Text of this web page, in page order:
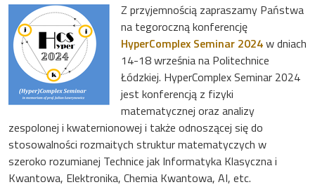
Z przyjemnością zapraszamy Państwa
na tegoroczną konferencję
HyperComplex Seminar 2024w dniach
14-18 września na Politechnice
Łódzkiej. HyperComplex Seminar 2024
jest konferencją z fizyki
matematycznej oraz analizy
zespolonej i kwaternionowej i także odnoszącej się do
stosowalności rozmaitych struktur matematyczych w
szeroko rozumianej Technice jak Informatyka Klasyczna i
Kwantowa, Elektronika, Chemia Kwantowa, AI, etc.